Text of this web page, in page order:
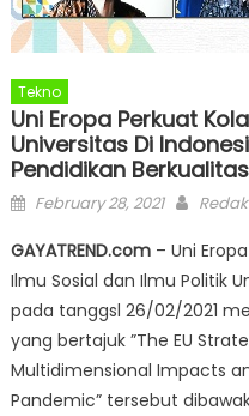
Tekno
Uni Eropa Perkuat
Universitas Di
Pendidikan Berkualitas
Posted
February 28, 2021 Author
GAYATREND.com– Uni
Ilmu Sosial dan Ilmu Politik
pada tanggsl 26/02/2021
yang bertajuk ”The EU
Multidimensional Impacts
Pandemic” tersebut